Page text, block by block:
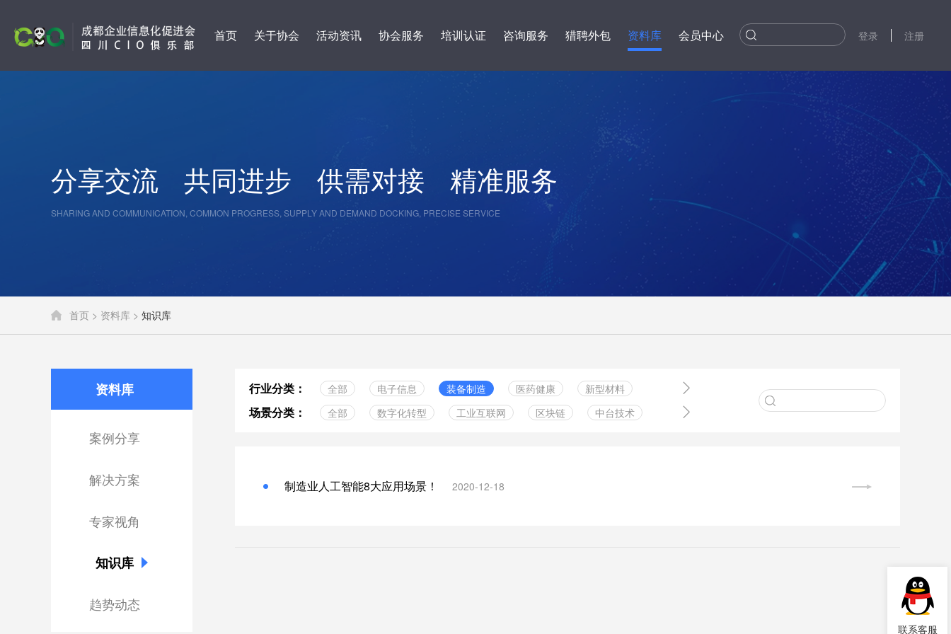
首页 关于协会 活动资讯 协会服务 培训认证 咨询服务 猎聘外包 资料库 会员中心 登录 注册
分享交流 共同进步 供需对接 精准服务
SHARING AND COMMUNICATION, COMMON PROGRESS, SUPPLY AND DEMAND DOCKING, PRECISE SERVICE
首页 > 资料库 > 知识库
资料库
案例分享
解决方案
专家视角
知识库
趋势动态
行业分类： 全部 电子信息 装备制造 医药健康 新型材料
绿色食品 实体零售 服务业 金融行业 中小企业

场景分类： 全部 数字化转型 工业互联网 区块链 中台技术 
制造业人工智能8大应用场景！ 2020-12-18
联系客服